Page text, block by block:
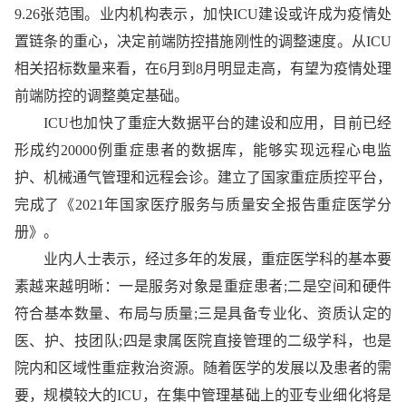
9.26张范围。业内机构表示，加快ICU建设或许成为疫情处
置链条的重心，决定前端防控措施刚性的调整速度。从ICU
相关招标数量来看，在6月到8月明显走高，有望为疫情处理
前端防控的调整奠定基础。
ICU也加快了重症大数据平台的建设和应用，目前已经
形成约20000例重症患者的数据库，能够实现远程心电监
护、机械通气管理和远程会诊。建立了国家重症质控平台，
完成了《2021年国家医疗服务与质量安全报告重症医学分
册》。
业内人士表示，经过多年的发展，重症医学科的基本要
素越来越明晰：一是服务对象是重症患者;二是空间和硬件
符合基本数量、布局与质量;三是具备专业化、资质认定的
医、护、技团队;四是隶属医院直接管理的二级学科，也是
院内和区域性重症救治资源。随着医学的发展以及患者的需
要，规模较大的ICU，在集中管理基础上的亚专业细化将是